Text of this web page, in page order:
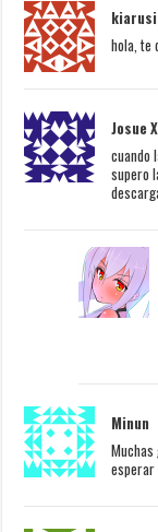
hola, te
Josue
cuando
supero
Minun
esperar